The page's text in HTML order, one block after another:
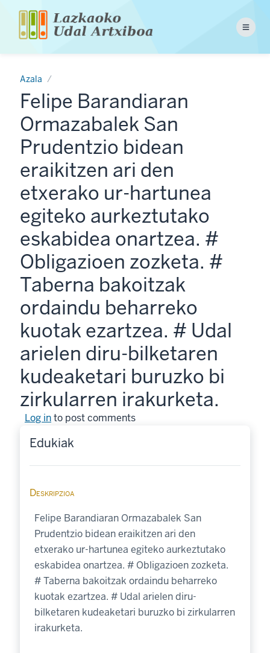
main
Menu
Azala
Felipe Barandiaran
Ormazabalek San
Prudentzio bidean
eraikitzen ari den
etxerako ur-hartunea
egiteko aurkeztutako
eskabidea onartzea. #
Obligazioen zozketa. #
Taberna bakoitzak
ordaindu beharreko
kuotak ezartzea. # Udal
arielen diru-bilketaren
kudeaketari buruzko bi
zirkularren irakurketa.
Log into post comments
Edukiak
Deskripzioa
Felipe Barandiaran Ormazabalek San
Prudentzio bidean eraikitzen ari den
etxerako ur-hartunea egiteko aurkeztutako
eskabidea onartzea. # Obligazioen zozketa.
# Taberna bakoitzak ordaindu beharreko
kuotak ezartzea. # Udal arielen diru-
bilketaren kudeaketari buruzko bi zirkularren
irakurketa.